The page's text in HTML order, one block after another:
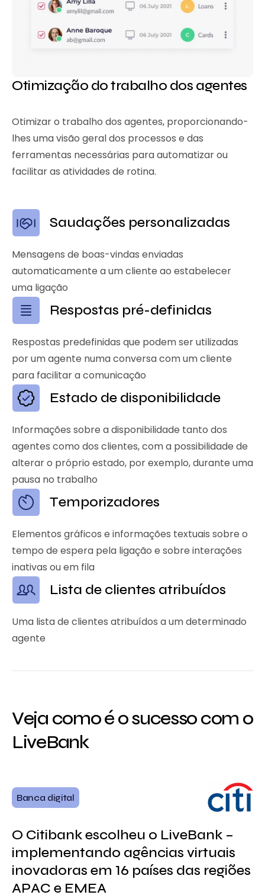
Otimização do trabalho dos agentes
Otimizar o trabalho dos agentes, proporcionando-
lhes uma visão geral dos processos e das
ferramentas necessárias para automatizar ou
facilitar as atividades de rotina.
Saudações personalizadas
Mensagens de boas-vindas enviadas
automaticamente a um cliente ao estabelecer
uma ligação
Respostas pré-definidas
Respostas predefinidas que podem ser utilizadas
por um agente numa conversa com um cliente
para facilitar a comunicação
Estado de disponibilidade
Informações sobre a disponibilidade tanto dos
agentes como dos clientes, com a possibilidade de
alterar o próprio estado, por exemplo, durante uma
pausa no trabalho
Temporizadores
Elementos gráficos e informações textuais sobre o
tempo de espera pela ligação e sobre interações
inativas ou em fila
Lista de clientes atribuídos
Uma lista de clientes atribuídos a um determinado
agente
Veja como é o sucesso com o
LiveBank
Banca digital
O Citibank escolheu o LiveBank –
implementando agências virtuais
inovadoras em 16 países das regiões
APAC e EMEA